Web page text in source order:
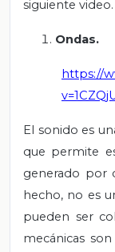
siguiente video.
Ondas.
https://
El sonido es
que permite
generado por
hecho, no es
pueden ser
mecánicas